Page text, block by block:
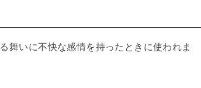
舞いに不快な感情を持ったときに使われま